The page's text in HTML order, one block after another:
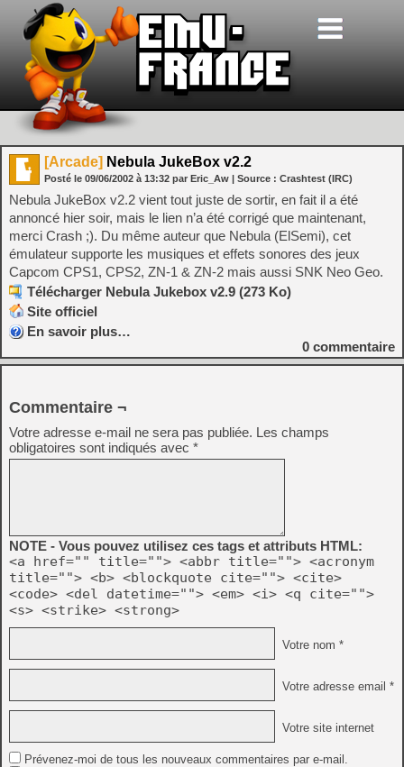
[Arcade] Nebula JukeBox v2.2
Posté le 09/06/2002 à 13:32 par Eric_Aw | Source : Crashtest (IRC)
Nebula JukeBox v2.2 vient tout juste de sortir, en fait il a été
annoncé hier soir, mais le lien n’a été corrigé que maintenant,
merci Crash ;). Du même auteur que Nebula (ElSemi), cet
émulateur supporte les musiques et effets sonores des jeux
Capcom CPS1, CPS2, ZN-1 & ZN-2 mais aussi SNK Neo Geo.
Télécharger Nebula Jukebox v2.9 (273 Ko)
Site officiel
En savoir plus…
0 commentaire
Commentaire ¬
Votre adresse e-mail ne sera pas publiée. Les champs
obligatoires sont indiqués avec *
NOTE - Vous pouvez utilisez ces tags et attributs HTML:
<a href="" title=""> <abbr title=""> <acronym
title=""> <b> <blockquote cite=""> <cite>
<code> <del datetime=""> <em> <i> <q cite="">
<s> <strike> <strong>
Votre nom *
Votre adresse email *
Votre site internet
Prévenez-moi de tous les nouveaux commentaires par e-mail.